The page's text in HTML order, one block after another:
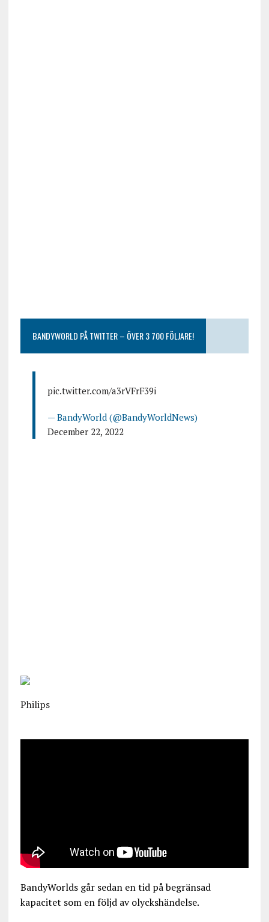
BANDYWORLD PÅ TWITTER – ÖVER 3 700 FÖLJARE!
pic.twitter.com/a3rVFrF39i
— BandyWorld (@BandyWorldNews)
December 22, 2022
Philips
BandyWorlds går sedan en tid på begränsad
kapacitet som en följd av olyckshändelse.